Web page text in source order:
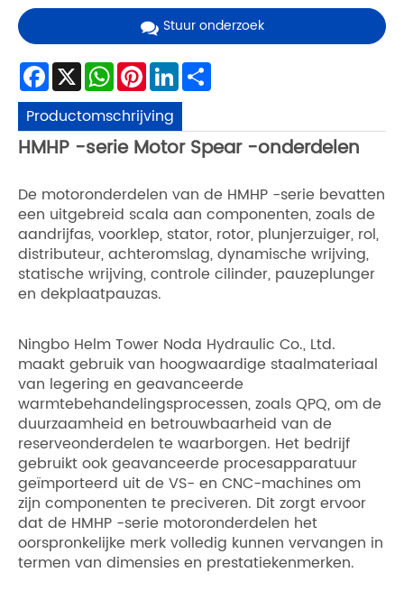
Stuur onderzoek
Facebook
X WhatsApp
Pinterest
LinkedIn
Productomschrijving
HMHP -serie Motor Spear -onderdelen
De motoronderdelen van de HMHP -serie bevatten
een uitgebreid scala aan componenten, zoals de
aandrijfas, voorklep, stator, rotor, plunjerzuiger, rol,
distributeur, achteromslag, dynamische wrijving,
statische wrijving, controle cilinder, pauzeplunger
en dekplaatpauzas.
Ningbo Helm Tower Noda Hydraulic Co., Ltd.
maakt gebruik van hoogwaardige staalmateriaal
van legering en geavanceerde
warmtebehandelingsprocessen, zoals QPQ, om de
duurzaamheid en betrouwbaarheid van de
reserveonderdelen te waarborgen. Het bedrijf
gebruikt ook geavanceerde procesapparatuur
geïmporteerd uit de VS- en CNC-machines om
zijn componenten te preciveren. Dit zorgt ervoor
dat de HMHP -serie motoronderdelen het
oorspronkelijke merk volledig kunnen vervangen in
termen van dimensies en prestatiekenmerken.